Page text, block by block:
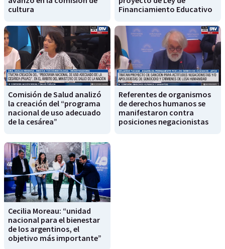
cultura
Financiamiento Educativo
Comisión de Salud analizó
la creación del “programa
nacional de uso adecuado
de la cesárea”
Referentes de organismos
de derechos humanos se
manifestaron contra
posiciones negacionistas
Cecilia Moreau: “unidad
nacional para el bienestar
de los argentinos, el
objetivo más importante”